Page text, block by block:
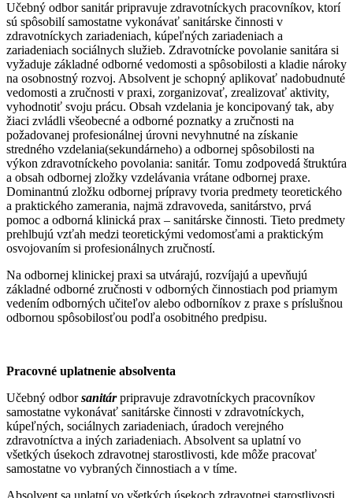
Učebný odbor sanitár pripravuje zdravotníckych pracovníkov, ktorí
sú spôsobilí samostatne vykonávať sanitárske činnosti v
zdravotníckych zariadeniach, kúpeľných zariadeniach a
zariadeniach sociálnych služieb. Zdravotnícke povolanie sanitára si
vyžaduje základné odborné vedomosti a spôsobilosti a kladie nároky
na osobnostný rozvoj. Absolvent je schopný aplikovať nadobudnuté
vedomosti a zručnosti v praxi, zorganizovať, zrealizovať aktivity,
vyhodnotiť svoju prácu. Obsah vzdelania je koncipovaný tak, aby
žiaci zvládli všeobecné a odborné poznatky a zručnosti na
požadovanej profesionálnej úrovni nevyhnutné na získanie
stredného vzdelania(sekundárneho) a odbornej spôsobilosti na
výkon zdravotníckeho povolania: sanitár. Tomu zodpovedá štruktúra
a obsah odbornej zložky vzdelávania vrátane odbornej praxe.
Dominantnú zložku odbornej prípravy tvoria predmety teoretického
a praktického zamerania, najmä zdravoveda, sanitárstvo, prvá
pomoc a odborná klinická prax – sanitárske činnosti. Tieto predmety
prehlbujú vzťah medzi teoretickými vedomosťami a praktickým
osvojovaním si profesionálnych zručností.
Na odbornej klinickej praxi sa utvárajú, rozvíjajú a upevňujú
základné odborné zručnosti v odborných činnostiach pod priamym
vedením odborných učiteľov alebo odborníkov z praxe s príslušnou
odbornou spôsobilosťou podľa osobitného predpisu.
Pracovné uplatnenie absolventa
Učebný odborsanitárpripravuje zdravotníckych pracovníkov
samostatne vykonávať sanitárske činnosti v zdravotníckych,
kúpeľných, sociálnych zariadeniach, úradoch verejného
zdravotníctva a iných zariadeniach. Absolvent sa uplatní vo
všetkých úsekoch zdravotnej starostlivosti, kde môže pracovať
samostatne vo vybraných činnostiach a v tíme.